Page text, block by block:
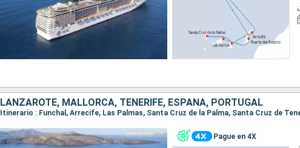
LANZAROTE, MALLORCA, TENERIFE, ESPAÑA, PORTUGAL
Pague en 4X